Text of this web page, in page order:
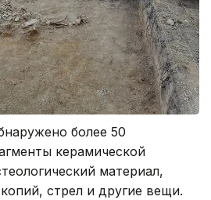
более 50
керамической
материал,
стрел и другие вещи.